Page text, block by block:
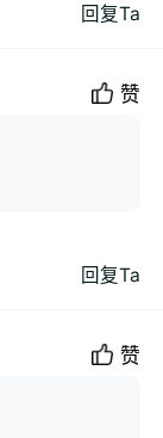
回复Ta
赞
回复Ta
赞